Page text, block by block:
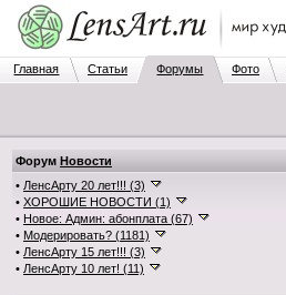
Главная Статьи Форумы Фото
Форум Новости
• ЛенсАрту 20 лет!!! (3)
• ХОРОШИЕ НОВОСТИ (1)
• Новое: Админ: абонплата (67)
• Модерировать? (1181)
• ЛенсАрту 15 лет!!! (3)
• ЛенсАрту 10 лет! (11)